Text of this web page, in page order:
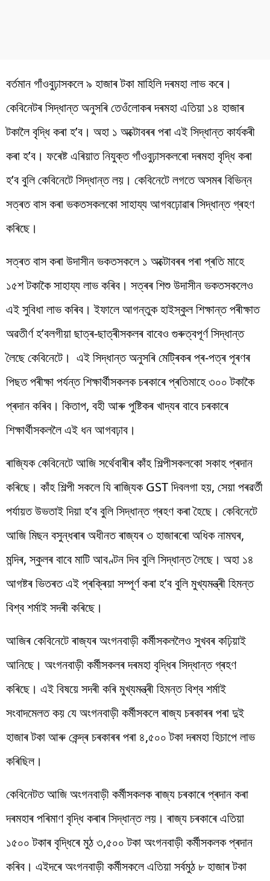
বৰ্তমান গাঁওবুঢ়াসকলে ৯ হাজাৰ টকা মাহিলি দৰমহা লাভ কৰে।
কেবিনেটৰ সিদ্ধান্ত অনুসৰি তেওঁলোকৰ দৰমহা এতিয়া ১৪ হাজাৰ
টকালৈ বৃদ্ধি কৰা হ’ব। অহা ১ অক্টোবৰৰ পৰা এই সিদ্ধান্ত কাৰ্যকৰী
কৰা হ’ব। ফৰেষ্ট এৰিয়াত নিযুক্ত গাঁওবুঢ়াসকলৰো দৰমহা বৃদ্ধি কৰা
হ’ব বুলি কেবিনেটে সিদ্ধান্ত লয়। কেবিনেটে লগতে অসমৰ বিভিন্ন
সত্ৰত বাস কৰা ভকতসকলকো সাহায্য আগবঢ়োৱাৰ সিদ্ধান্ত গ্ৰহণ
কৰিছে।
সত্ৰত বাস কৰা উদাসীন ভকতসকলে ১ অক্টোবৰৰ পৰা প্ৰতি মাহে
১৫শ টকাকৈ সাহায্য লাভ কৰিব। সত্ৰৰ শিশু উদাসীন ভকতসকলেও
এই সুবিধা লাভ কৰিব। ইফালে আগন্তুক হাইস্কুল শিক্ষান্ত পৰীক্ষাত
অৱতীৰ্ণ হ’বলগীয়া ছাত্ৰ-ছাত্ৰীসকলৰ বাবেও গুৰুত্বপূৰ্ণ সিদ্ধান্ত
লৈছে কেবিনেটে। এই সিদ্ধান্ত অনুসৰি মেট্ৰিকৰ প্ৰ-পত্ৰ পূৰণৰ
পিছত পৰীক্ষা পৰ্যন্ত শিক্ষাৰ্থীসকলক চৰকাৰে প্ৰতিমাহে ৩০০ টকাকৈ
প্ৰদান কৰিব। কিতাপ, বহী আৰু পুষ্টিকৰ খাদ্যৰ বাবে চৰকাৰে
শিক্ষাৰ্থীসকললৈ এই ধন আগবঢ়াব।
ৰাজ্যিক কেবিনেটে আজি সৰ্থেবাৰীৰ কাঁহ শিল্পীসকলকো সকাহ প্ৰদান
কৰিছে। কাঁহ শিল্পী সকলে যি ৰাজ্যিক GST দিবলগা হয়, সেয়া পৰৱৰ্তী
পৰ্যায়ত উভতাই দিয়া হ’ব বুলি সিদ্ধান্ত গ্ৰহণ কৰা হৈছে। কেবিনেটে
আজি মিছন বসুন্ধৰাৰ অধীনত ৰাজ্যৰ ৩ হাজাৰৰো অধিক নামঘৰ,
মন্দিৰ, স্কুলৰ বাবে মাটি আবণ্টন দিব বুলি সিদ্ধান্ত লৈছে। অহা ১৪
আগষ্টৰ ভিতৰত এই প্ৰক্ৰিয়া সম্পূৰ্ণ কৰা হ’ব বুলি মুখ্যমন্ত্ৰী হিমন্ত
বিশ্ব শৰ্মাই সদৰী কৰিছে।
আজিৰ কেবিনেটে ৰাজ্যৰ অংগনবাড়ী কৰ্মীসকললৈও সুখবৰ কঢ়িয়াই
আনিছে। অংগনবাড়ী কৰ্মীসকলৰ দৰমহা বৃদ্ধিৰ সিদ্ধান্ত গ্ৰহণ
কৰিছে। এই বিষয়ে সদৰী কৰি মুখ্যমন্ত্ৰী হিমন্ত বিশ্ব শৰ্মাই
সংবাদমেলত কয় যে অংগনবাড়ী কৰ্মীসকলে ৰাজ্য চৰকাৰৰ পৰা দুই
হাজাৰ টকা আৰু কেন্দ্ৰ চৰকাৰৰ পৰা ৪,৫০০ টকা দৰমহা হিচাপে লাভ
কৰিছিল।
কেবিনেটত আজি অংগনবাড়ী কৰ্মীসকলক ৰাজ্য চৰকাৰে প্ৰদান কৰা
দৰমহাৰ পৰিমাণ বৃদ্ধি কৰাৰ সিদ্ধান্ত লয়। ৰাজ্য চৰকাৰে এতিয়া
১৫০০ টকাৰ বৃদ্ধিৰে মুঠ ৩,৫০০ টকা অংগনবাড়ী কৰ্মীসকলক প্ৰদান
কৰিব। এইদৰে অংগনবাড়ী কৰ্মীসকলে এতিয়া সৰ্বমুঠ ৮ হাজাৰ টকা